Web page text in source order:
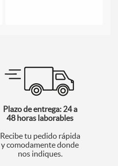
Plazo de entrega: 24 a
48 horas laborables
Recibe tu pedido rápida
y comodamente donde
nos indiques.